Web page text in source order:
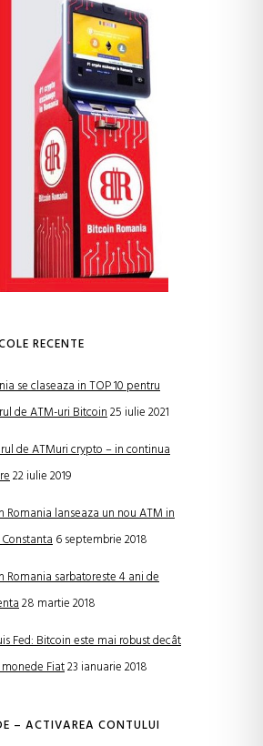
RECENTE
se claseaza in TOP 10 pentru
de ATM-uri Bitcoin25 iulie 2021
de ATMuri crypto – in continua
22 iulie 2019
Romania lanseaza un nou ATM in
6 septembrie 2018
Romania sarbatoreste 4 ani de
28 martie 2018
Fed: Bitcoin este mai robust decât
Fiat23 ianuarie 2018
– ACTIVAREA CONTULUI